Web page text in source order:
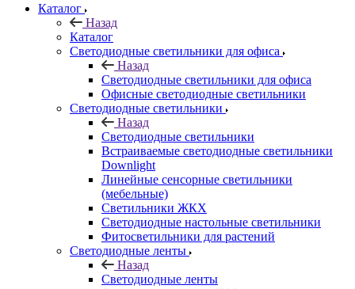
Каталог
Назад
Каталог
Светодиодные светильники для офиса
Назад
Светодиодные светильники для офиса
Офисные светодиодные светильники
Светодиодные светильники
Назад
Светодиодные светильники
Встраиваемые светодиодные светильники
Downlight
Линейные сенсорные светильники
(мебельные)
Светильники ЖКХ
Светодиодные настольные светильники
Фитосветильники для растений
Светодиодные ленты
Назад
Светодиодные ленты